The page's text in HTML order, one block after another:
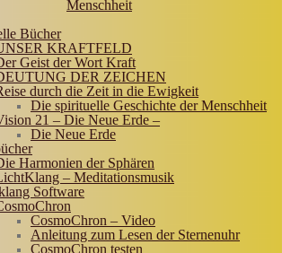
Menschheit
Bücher
KRAFTFELD
Geist der Wort Kraft
DER ZEICHEN
durch die Zeit in die Ewigkeit
Die spirituelle Geschichte der Menschheit
21 – Die Neue Erde –
Die Neue Erde
Harmonien der Sphären
– Meditationsmusik
Software
CosmoChron – Video
Anleitung zum Lesen der Sternenuhr
CosmoChron testen